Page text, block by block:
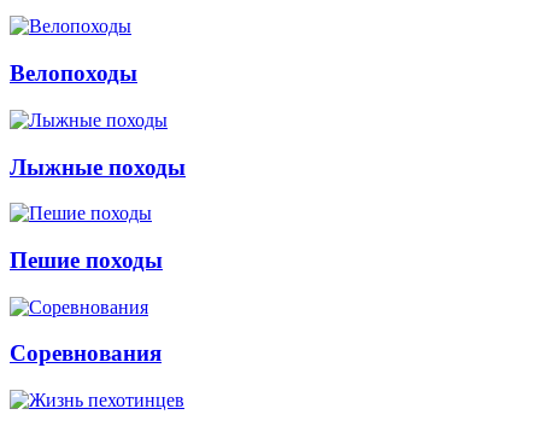
Велопоходы
Лыжные походы
Пешие походы
Соревнования